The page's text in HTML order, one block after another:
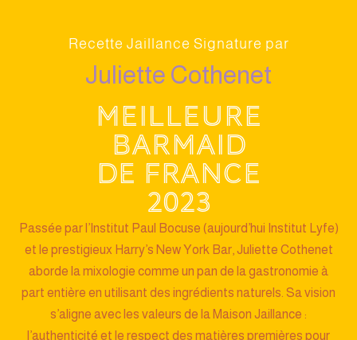
Recette Jaillance Signature par
Juliette Cothenet
Meilleure
barmaid
de France
2023
Passée par l’Institut Paul Bocuse (aujourd’hui Institut Lyfe)
et le prestigieux Harry’s New York Bar, Juliette Cothenet
aborde la mixologie comme un pan de la gastronomie à
part entière en utilisant des ingrédients naturels. Sa vision
s’aligne avec les valeurs de la Maison Jaillance :
l’authenticité et le respect des matières premières pour